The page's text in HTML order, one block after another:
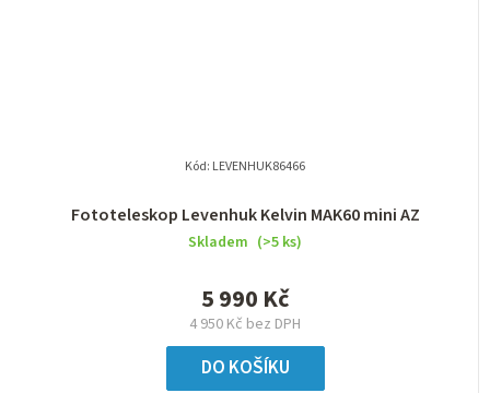
Fototeleskop Levenhuk Kelvin MAK60 mini AZ
Skladem (>5 ks)
4 950 Kč bez DPH
5 990 Kč
DO KOŠÍKU
Kód: LEVENHUK86466